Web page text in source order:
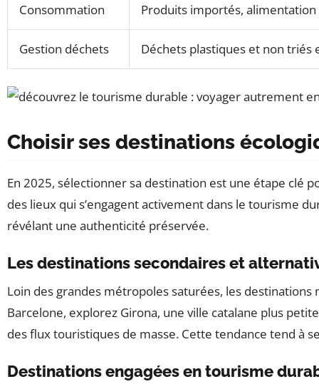
Consommation Produits importés,
Gestion déchets Déchets plastiques et non triés
Choisir ses destinations
En 2025, sélectionner sa destination est une étape clé
des lieux qui s’engagent activement dans le tourisme
révélant une authenticité préservée.
Les destinations secondaires et
Loin des grandes métropoles saturées, les
Barcelone, explorez Girona, une ville catalane plus
des flux touristiques de masse. Cette tendance tend à
Destinations engagées en tourisme